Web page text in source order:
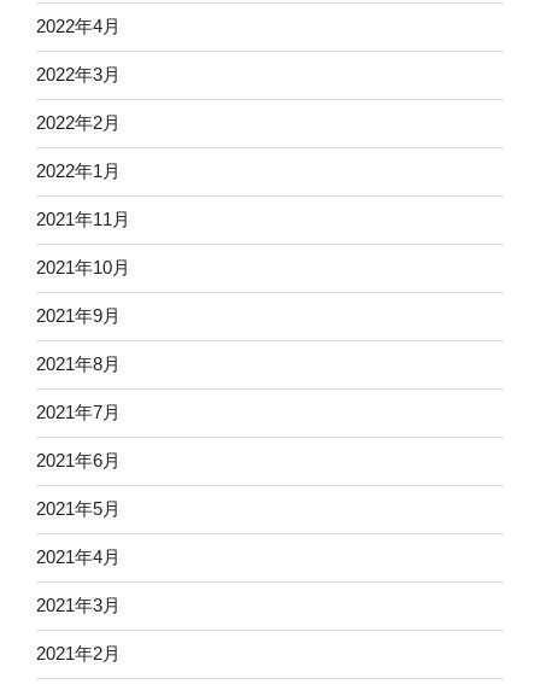
2022年4月
2022年3月
2022年2月
2022年1月
2021年11月
2021年10月
2021年9月
2021年8月
2021年7月
2021年6月
2021年5月
2021年4月
2021年3月
2021年2月